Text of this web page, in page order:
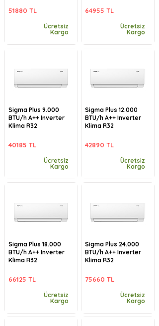
51880 TL
Ücretsiz
Kargo
Sigma Plus 9.000
BTU/h A++ Inverter
Klima R32
40185 TL
Ücretsiz
Kargo
Sigma Plus 18.000
BTU/h A++ Inverter
Klima R32
66125 TL
Ücretsiz
Kargo
64955 TL
Ücretsiz
Kargo
Sigma Plus 12.000
BTU/h A++ Inverter
Klima R32
42890 TL
Ücretsiz
Kargo
Sigma Plus 24.000
BTU/h A++ Inverter
Klima R32
75660 TL
Ücretsiz
Kargo